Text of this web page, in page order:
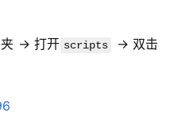
→ 打开 scripts
→ 双击